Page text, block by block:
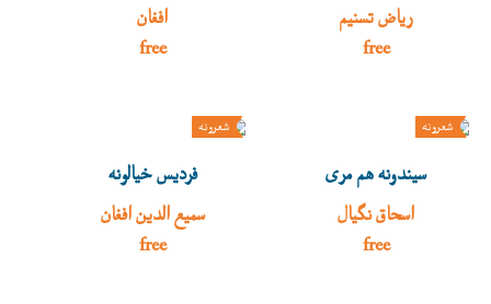
ریاض تسنیم
free
افغان
free
شعرونه
سیندونه هم مری
اسحاق نګیال
free
شعرونه
فردیس خیالونه
سمیع الدین افغان
free